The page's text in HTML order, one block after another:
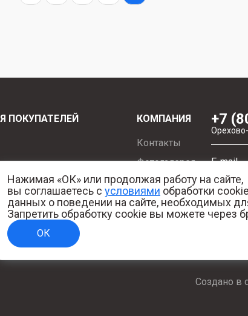
ПОКУПАТЕЛЕЙ
информация
КОМПАНИЯ
Контакты
Фотогалерея
Отзывы
О нас
+7
E-mail
Создано в
Нажимая «ОК» или продолжая работу на сайте,
вы соглашаетесь с условиями обработки
данных о поведении на сайте, необходимых
Запретить обработку cookie вы можете через
ОК